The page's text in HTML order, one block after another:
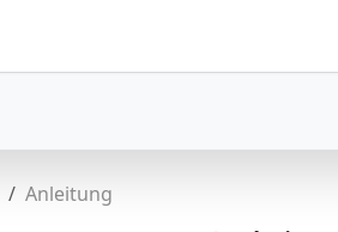
Anleitung